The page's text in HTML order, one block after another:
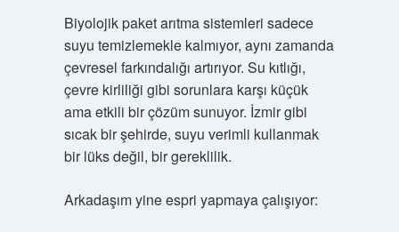
Biyolojik paket arıtma sistemleri sadece
suyu temizlemekle kalmıyor, aynı zamanda
çevresel farkındalığı artırıyor. Su kıtlığı,
çevre kirliliği gibi sorunlara karşı küçük
ama etkili bir çözüm sunuyor. İzmir gibi
sıcak bir şehirde, suyu verimli kullanmak
bir lüks değil, bir gereklilik.
Arkadaşım yine espri yapmaya çalışıyor: